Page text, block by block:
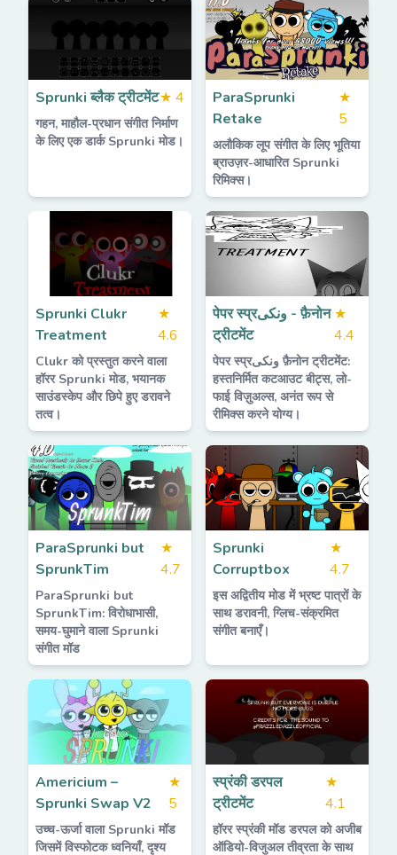
Sprunki ब्लैक ट्रीटमेंट★ 4
गहन, माहौल-प्रधान संगीत निर्माण
के लिए एक डार्क Sprunki मोड।
ParaSprunki
Retake
★
5
अलौकिक लूप संगीत के लिए भूतिया
ब्राउज़र-आधारित Sprunki
रिमिक्स।
Sprunki Clukr
Treatment
★
4.6
Clukr को प्रस्तुत करने वाला
हॉरर Sprunki मोड, भयानक
साउंडस्केप और छिपे हुए डरावने
तत्व।
पेपर स्प्रونکی - फ़ैनोन
ट्रीटमेंट
★
4.4
पेपर स्प्रونکی फ़ैनोन ट्रीटमेंट:
हस्तनिर्मित कटआउट बीट्स, लो-
फाई विज़ुअल्स, अनंत रूप से
रीमिक्स करने योग्य।
ParaSprunki but
SprunkTim
★
4.7
ParaSprunki but
SprunkTim: विरोधाभासी,
समय-घुमाने वाला Sprunki
संगीत मॉड
Sprunki
Corruptbox
★
4.7
इस अद्वितीय मोड में भ्रष्ट पात्रों के
साथ डरावनी, ग्लिच-संक्रमित
संगीत बनाएँ।
Americium –
Sprunki Swap V2
★
5
उच्च-ऊर्जा वाला Sprunki मॉड
जिसमें विस्फोटक ध्वनियाँ, दृश्य
स्प्रंकी डरपल
ट्रीटमेंट
★
4.1
हॉरर स्प्रंकी मॉड डरपल को अजीब
ऑडियो-विजुअल तीव्रता के साथ